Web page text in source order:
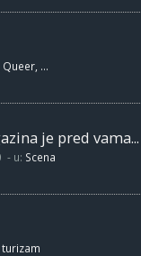
...
je pred vama...
- u: Scena